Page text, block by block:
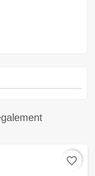
favorite_border